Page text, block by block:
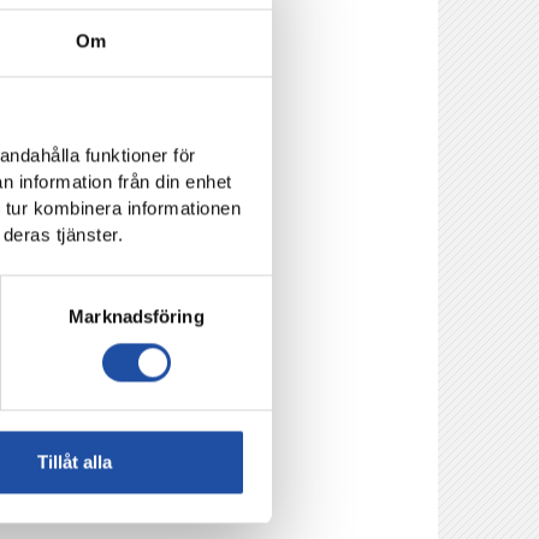
Om
funktioner för
information från din enhet
kombinera informationen
tjänster.
Marknadsföring
Tillåt alla
ligan med
Kemppi (Växjö
i
0-3 mot Vittsjö
till östra läktaren.